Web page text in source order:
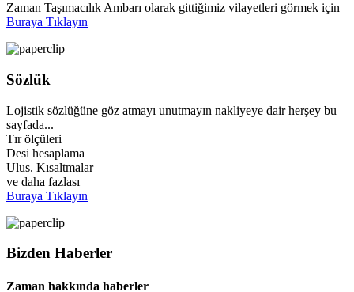
Zaman Taşımacılık Ambarı olarak gittiğimiz vilayetleri görmek için
Buraya Tıklayın
Sözlük
Lojistik sözlüğüne göz atmayı unutmayın nakliyeye dair herşey bu
sayfada...
Tır ölçüleri
Desi hesaplama
Ulus. Kısaltmalar
ve daha fazlası
Buraya Tıklayın
Bizden Haberler
Zaman hakkında haberler